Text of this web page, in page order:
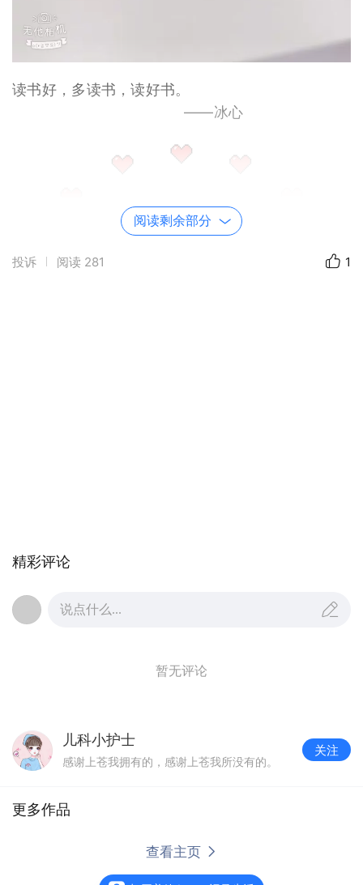
读书好，多读书，读好书。
——冰心
阅读剩余部分
投诉 阅读 281 1
精彩评论
说点什么...
暂无评论
儿科小护士
感谢上苍我拥有的，感谢上苍我所没有的。
关注
更多作品